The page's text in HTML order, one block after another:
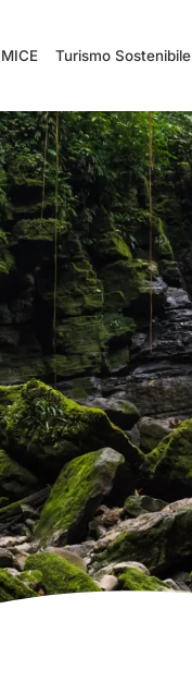
MICE Turismo Sostenibile